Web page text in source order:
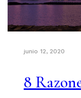
junio 12, 2020
8